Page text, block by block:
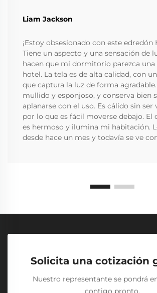
Liam Jackson
¡Estoy obsesionado con este edredón
Tiene un aspecto y una sensación de
hacen que mi dormitorio parezca una
hotel. La tela es de alta calidad, con
que captura la luz de forma
mullido y esponjoso, y conserva bien
aplanarse con el uso. Es cálido sin
por lo que es fácil moverse debajo. El
es hermoso y ilumina mi habitación.
desde hace un mes y todavía se ve
Solicita una cotización
Nuestro representante se pondrá
contigo pronto.